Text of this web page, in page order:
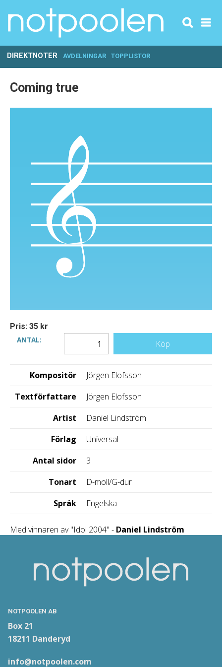
DIREKTNOTER AVDELNINGAR TOPPLISTOR
Coming true
Pris: 35 kr
ANTAL:
Köp
Kompositör
Jörgen Elofsson
Textförfattare
Jörgen Elofsson
Artist
Daniel Lindström
Förlag
Universal
Antal sidor
3
Tonart
D-moll/G-dur
Språk
Engelska
Med vinnaren av "Idol 2004" - Daniel Lindström
NOTPOOLEN AB
Box 21
18211 Danderyd
info@notpoolen.com